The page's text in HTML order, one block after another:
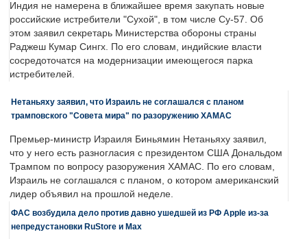
Индия не намерена в ближайшее время закупать новые
российские истребители "Сухой", в том числе Су-57. Об
этом заявил секретарь Министерства обороны страны
Раджеш Кумар Сингх. По его словам, индийские власти
сосредоточатся на модернизации имеющегося парка
истребителей.
Нетаньяху заявил, что Израиль не соглашался с планом
трамповского "Совета мира" по разоружению ХАМАС
Премьер-министр Израиля Биньямин Нетаньяху заявил,
что у него есть разногласия с президентом США Дональдом
Трампом по вопросу разоружения ХАМАС. По его словам,
Израиль не соглашался с планом, о котором американский
лидер объявил на прошлой неделе.
ФАС возбудила дело против давно ушедшей из РФ Apple из-за
непредустановки RuStore и Max